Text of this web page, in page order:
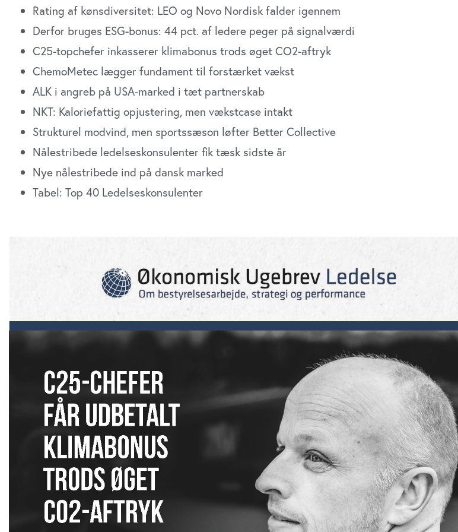
Rating af kønsdiversitet: LEO og Novo Nordisk falder igennem
Derfor bruges ESG-bonus: 44 pct. af ledere peger på signalværdi
C25-topchefer inkasserer klimabonus trods øget CO2-aftryk
ChemoMetec lægger fundament til forstærket vækst
ALK i angreb på USA-marked i tæt partnerskab
NKT: Kaloriefattig opjustering, men vækstcase intakt
Strukturel modvind, men sportssæson løfter Better Collective
Nålestribede ledelseskonsulenter fik tæsk sidste år
Nye nålestribede ind på dansk marked
Tabel: Top 40 Ledelseskonsulenter
Udløber snart
Direktør til
Revisorgruppen
Danmark
Region Midt
Økonomichef til
Børne-og
Ungdomsforvaltningen
i Københavns
Kommune
Region Hovedstaden